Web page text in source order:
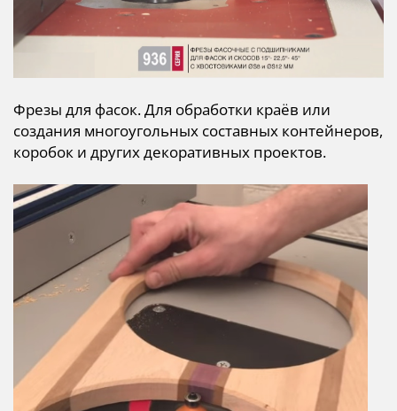
Фрезы для фасок. Для обработки краёв или
создания многоугольных составных контейнеров,
коробок и других декоративных проектов.